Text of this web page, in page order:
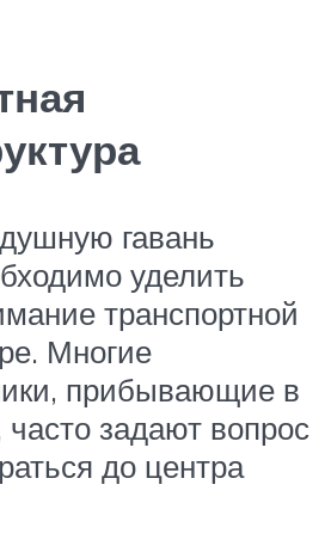
гавань
уделить
транспортной
Многие
прибывающие в
часто задают вопрос
до центра